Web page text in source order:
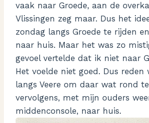
vaak naar Groede, aan de
Vlissingen zeg maar. Dus het
zondag langs Groede te rijden
naar huis. Maar het was zo
gevoel vertelde dat ik niet naar
Het voelde niet goed. Dus reden
langs Veere om daar wat rond
vervolgens, met mijn ouders
middenconsole, naar huis.